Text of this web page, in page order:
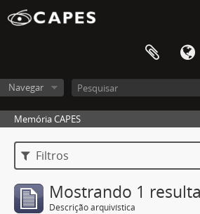
Navegar
Memória CAPES
Filtros
Mostrando 1
Descrição arquivística